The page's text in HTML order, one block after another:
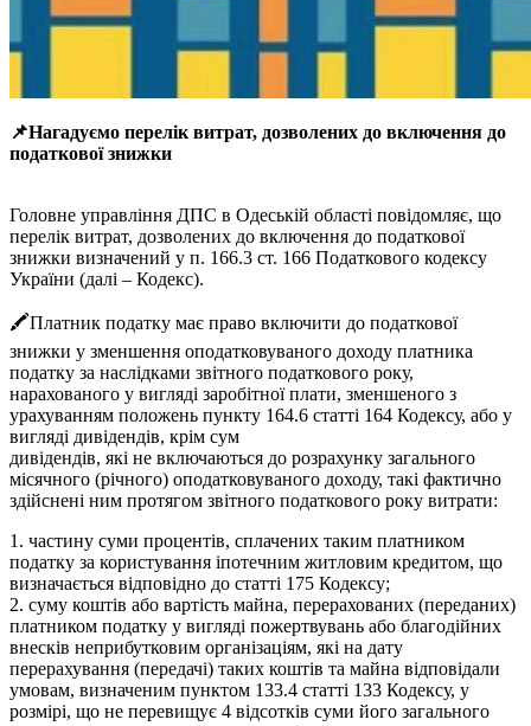
📌Нагадуємо перелік витрат, дозволених до включення до
податкової знижки
Головне управління ДПС в Одеській області повідомляє, що
перелік витрат, дозволених до включення до податкової
знижки визначений у п. 166.3 ст. 166 Податкового кодексу
України (далі – Кодекс).
🖍Платник податку має право включити до податкової
знижки у зменшення оподатковуваного доходу платника
податку за наслідками звітного податкового року,
нарахованого у вигляді заробітної плати, зменшеного з
урахуванням положень пункту 164.6 статті 164 Кодексу, або у
вигляді дивідендів, крім сум
дивідендів, які не включаються до розрахунку загального
місячного (річного) оподатковуваного доходу, такі фактично
здійснені ним протягом звітного податкового року витрати:
1. частину суми процентів, сплачених таким платником
податку за користування іпотечним житловим кредитом, що
визначається відповідно до статті 175 Кодексу;
2. суму коштів або вартість майна, перерахованих (переданих)
платником податку у вигляді пожертвувань або благодійних
внесків неприбутковим організаціям, які на дату
перерахування (передачі) таких коштів та майна відповідали
умовам, визначеним пунктом 133.4 статті 133 Кодексу, у
розмірі, що не перевищує 4 відсотків суми його загального